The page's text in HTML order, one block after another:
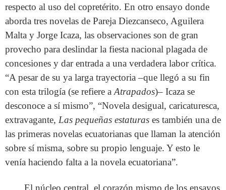
respecto al uso del copretérito. En otro ensayo donde
aborda tres novelas de Pareja Diezcanseco, Aguilera
Malta y Jorge Icaza, las observaciones son de gran
provecho para deslindar la fiesta nacional plagada de
concesiones y dar entrada a una verdadera labor crítica.
“A pesar de su ya larga trayectoria –que llegó a su fin
con esta trilogía (se refiere aAtrapados)– Icaza se
desconoce a sí mismo”, “Novela desigual, caricaturesca,
extravagante, Las pequeñas estaturas es también una de
las primeras novelas ecuatorianas que llaman la atención
sobre sí misma, sobre su propio lenguaje. Y esto le
venía haciendo falta a la novela ecuatoriana”.